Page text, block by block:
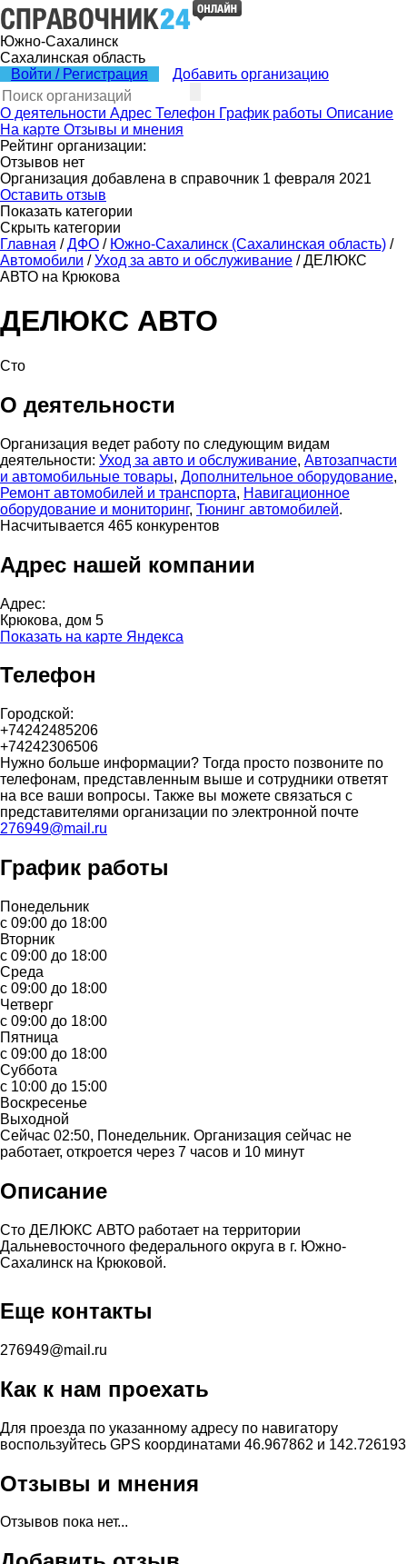
Южно-Сахалинск
Сахалинская область
Войти / Регистрация
Добавить организацию
О деятельности Адрес Телефон График работы Описание
На карте Отзывы и мнения
Рейтинг организации:
Отзывов нет
Организация добавлена в справочник 1 февраля 2021
Оставить отзыв
Показать категории
Скрыть категории
Главная / ДФО / Южно-Сахалинск (Сахалинская область) /
Автомобили / Уход за авто и обслуживание / ДЕЛЮКС
АВТО на Крюкова
ДЕЛЮКС АВТО
Сто
О деятельности
Организация ведет работу по следующим видам
деятельности: Уход за авто и обслуживание, Автозапчасти
и автомобильные товары, Дополнительное оборудование,
Ремонт автомобилей и транспорта, Навигационное
оборудование и мониторинг, Тюнинг автомобилей.
Насчитывается 465 конкурентов
Адрес нашей компании
Адрес:
Крюкова, дом 5
Показать на карте Яндекса
Телефон
Городской:
+74242485206
+74242306506
Нужно больше информации? Тогда просто позвоните по
телефонам, представленным выше и сотрудники ответят
на все ваши вопросы. Также вы можете связаться с
представителями организации по электронной почте
276949@mail.ru
График работы
Понедельник
с 09:00 до 18:00
Вторник
с 09:00 до 18:00
Среда
с 09:00 до 18:00
Четверг
с 09:00 до 18:00
Пятница
с 09:00 до 18:00
Суббота
с 10:00 до 15:00
Воскресенье
Выходной
Сейчас 02:50, Понедельник. Организация сейчас не
работает, откроется через 7 часов и 10 минут
Описание
Сто ДЕЛЮКС АВТО работает на территории
Дальневосточного федерального округа в г. Южно-
Сахалинск на Крюковой.
Еще контакты
276949@mail.ru
Как к нам проехать
Для проезда по указанному адресу по навигатору
воспользуйтесь GPS координатами 46.967862 и 142.726193
Отзывы и мнения
Отзывов пока нет...